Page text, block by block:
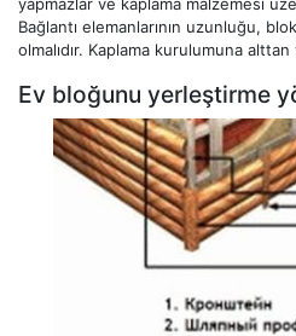
Bağlantı elemanlarının uzunluğu, blok
olmalıdır. Kaplama kurulumuna
Ev bloğunu yerleştirme